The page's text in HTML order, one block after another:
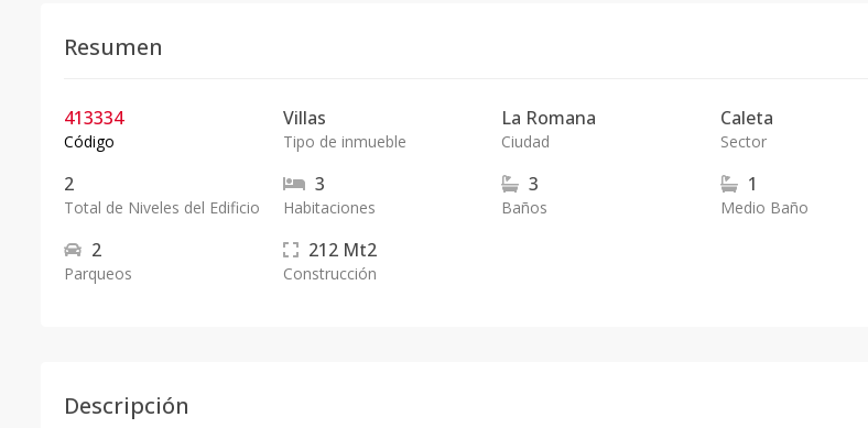
Resumen
413334
Código
Villas
Tipo de inmueble
La Romana
Ciudad
Caleta
Sector
2
Total de Niveles del Edificio
3
Habitaciones
3
Baños
1
Medio Baño
2
Parqueos
212 Mt2
Construcción
Descripción